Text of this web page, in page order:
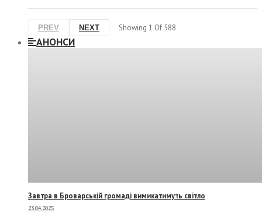
PREV NEXT Showing 1 Of 588
АНОНСИ
Завтра в Броварській громаді вимикатимуть світло
23.04.2025